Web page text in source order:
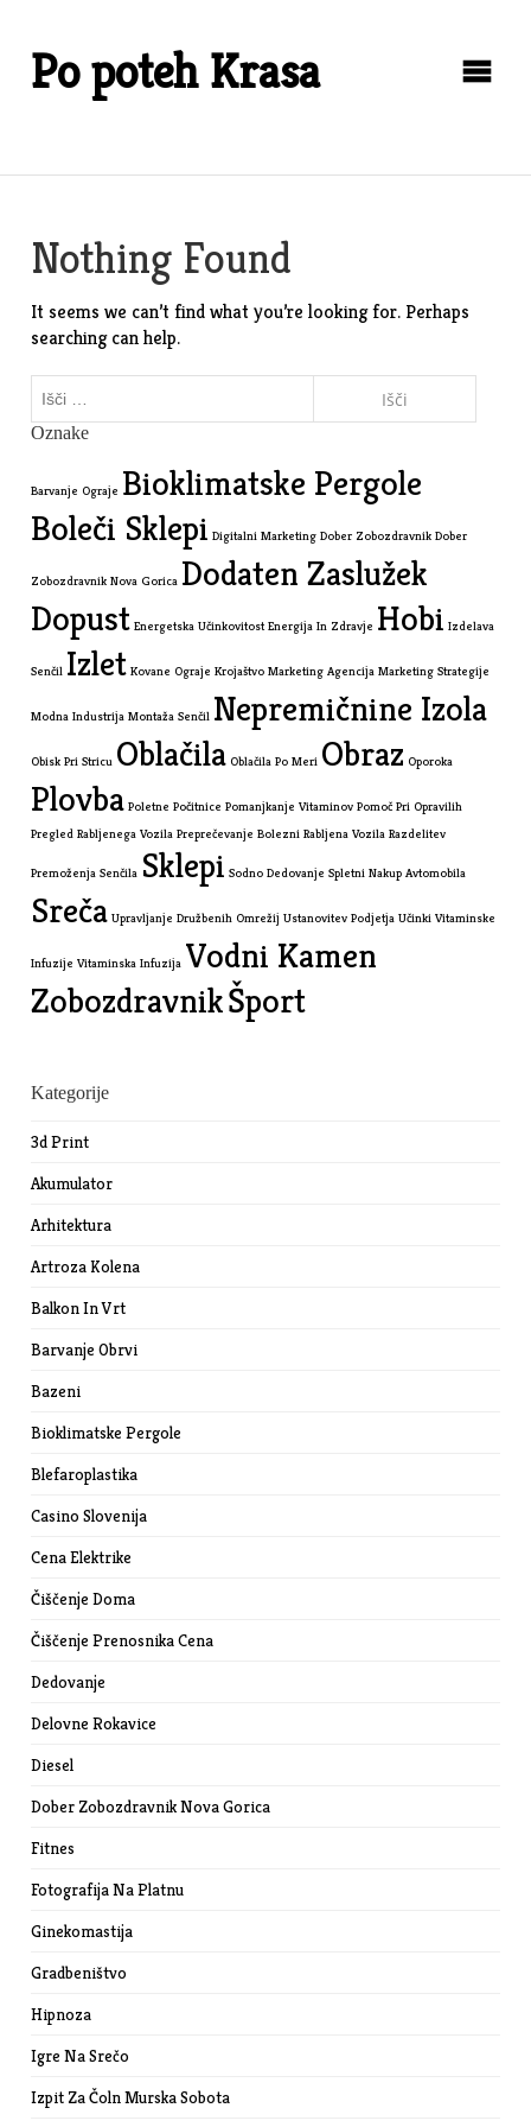
contentPo poteh Krasa
Nothing Found
It seems we can’t find what you’re looking for. Perhaps
searching can help.
Oznake
Barvanje Ograje Bioklimatske Pergole
Boleči Sklepi Digitalni Marketing Dober Zobozdravnik Dober
Zobozdravnik Nova Gorica Dodaten Zaslužek
Dopust Energetska Učinkovitost Energija In Zdravje Hobi Izdelava
Senčil Izlet Kovane Ograje Krojaštvo Marketing Agencija Marketing Strategije
Modna Industrija Montaža Senčil Nepremičnine Izola
Obisk Pri Stricu Oblačila Oblačila Po Meri Obraz Oporoka
Plovba Poletne Počitnice Pomanjkanje Vitaminov Pomoč Pri Opravilih
Pregled Rabljenega Vozila Preprečevanje Bolezni Rabljena Vozila Razdelitev
Premoženja Senčila Sklepi Sodno Dedovanje Spletni Nakup Avtomobila
Sreča Upravljanje Družbenih Omrežij Ustanovitev Podjetja Učinki Vitaminske
Infuzije Vitaminska Infuzija Vodni Kamen
ZobozdravnikŠport
Kategorije
3d Print
Akumulator
Arhitektura
Artroza Kolena
Balkon In Vrt
Barvanje Obrvi
Bazeni
Bioklimatske Pergole
Blefaroplastika
Casino Slovenija
Cena Elektrike
Čiščenje Doma
Čiščenje Prenosnika Cena
Dedovanje
Delovne Rokavice
Diesel
Dober Zobozdravnik Nova Gorica
Fitnes
Fotografija Na Platnu
Ginekomastija
Gradbeništvo
Hipnoza
Igre Na Srečo
Izpit Za Čoln Murska Sobota